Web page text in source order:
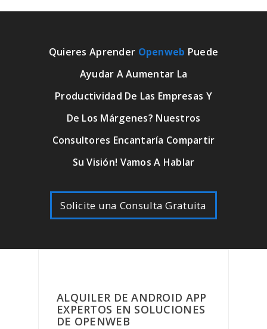
Quieres Aprender Openweb Puede
Ayudar A Aumentar La
Productividad De Las Empresas Y
De Los Márgenes? Nuestros
Consultores Encantaría Compartir
Su Visión! Vamos A Hablar
Solicite una Consulta Gratuita
ALQUILER DE ANDROID APP
EXPERTOS EN SOLUCIONES
DE OPENWEB